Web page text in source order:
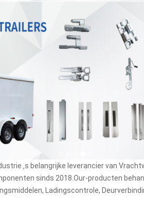
‚s belangrijke leverancier van
sinds 2018.Our-producten
Ladingscontrole,